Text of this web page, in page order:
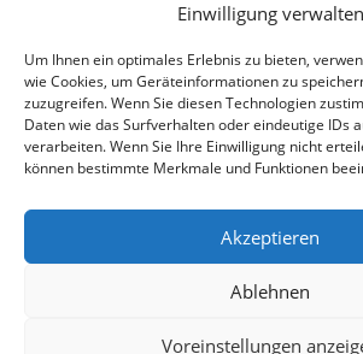
Einwilligung verwalten
Um Ihnen ein optimales Erlebnis zu bieten,
wie Cookies, um Geräteinformationen zu
zuzugreifen. Wenn Sie diesen Technologien
Daten wie das Surfverhalten oder eindeutige IDs
verarbeiten. Wenn Sie Ihre Einwilligung nicht
können bestimmte Merkmale und Funktionen
Akzeptieren
Ablehnen
Voreinstellungen
Versand
Zahlung
Baumann
Telefon (0 91 61) 33 84